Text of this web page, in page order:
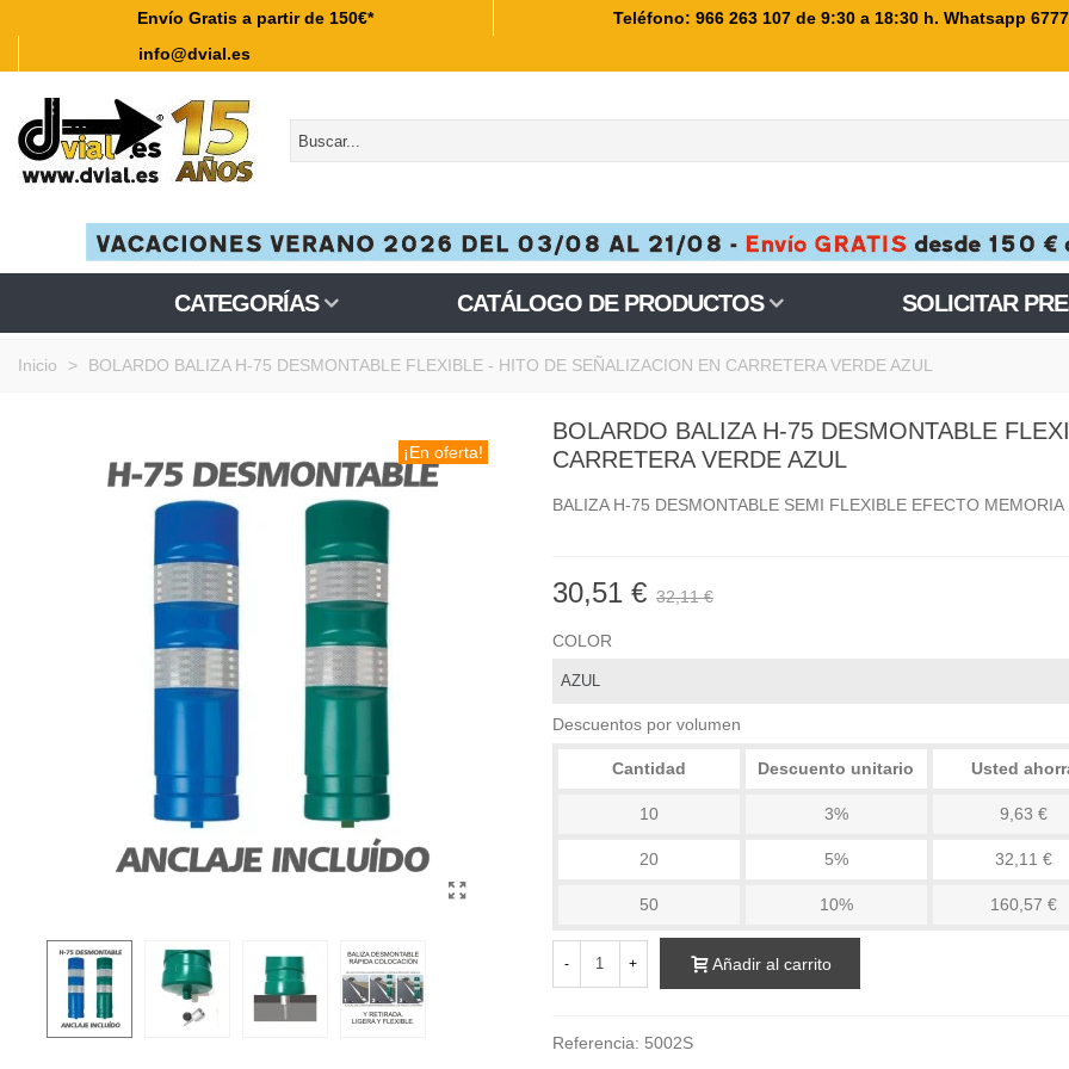
Envío Gratis a partir de 150€* Teléfono: 966 263 107 de 9:30 a 18:30 h. Whatsapp
info@dvial.es
CATEGORÍAS CATÁLOGO DE PRODUCTOS SOLICITAR
Inicio > BOLARDO BALIZA H-75 DESMONTABLE FLEXIBLE - HITO DE SEÑALIZACION EN CARRETERA VERDE AZUL
¡En oferta!
BOLARDO BALIZA H-75 DESMONTABLE
CARRETERA VERDE AZUL
BALIZA H-75 DESMONTABLE SEMI FLEXIBLE EFECTO MEMORIA
30,51 € 32,11 €
COLOR
Descuentos por volumen
Cantidad Descuento unitario Usted
10 3% 9,63 €
20 5% 32,11 €
50 10% 160,57 €
- + Añadir al carrito
Referencia: 5002S